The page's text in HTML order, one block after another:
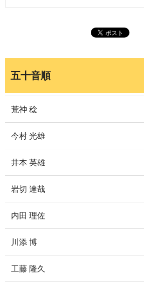
五十音順
荒神 稔
今村 光雄
井本 英雄
岩切 達哉
内田 理佐
川添 博
工藤 隆久